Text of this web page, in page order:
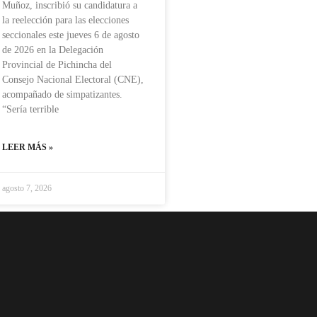
Muñoz, inscribió su candidatura a
la reelección para las elecciones
seccionales este jueves 6 de agosto
de 2026 en la Delegación
Provincial de Pichincha del
Consejo Nacional Electoral (CNE),
acompañado de simpatizantes.
“Sería terrible
LEER MÁS »
agosto 7, 2026